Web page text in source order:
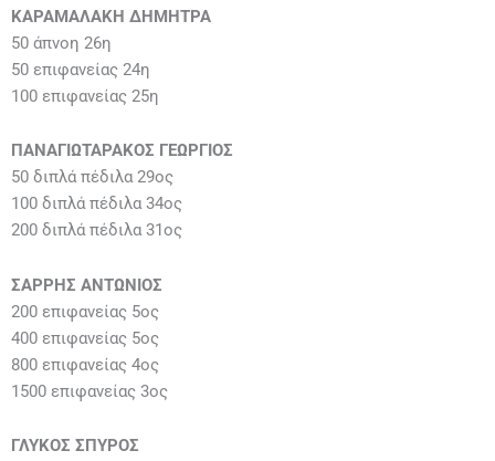
ΚΑΡΑΜΑΛΑΚΗ ΔΗΜΗΤΡΑ
50 άπνοη 26η
50 επιφανείας 24η
100 επιφανείας 25η
ΠΑΝΑΓΙΩΤΑΡΑΚΟΣ ΓΕΩΡΓΙΟΣ
50 διπλά πέδιλα 29ος
100 διπλά πέδιλα 34ος
200 διπλά πέδιλα 31ος
ΣΑΡΡΗΣ ΑΝΤΩΝΙΟΣ
200 επιφανείας 5ος
400 επιφανείας 5ος
800 επιφανείας 4ος
1500 επιφανείας 3ος
ΓΛΥΚΟΣ ΣΠΥΡΟΣ